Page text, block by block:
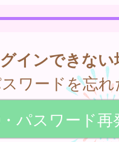
インできない
ワードを忘れ
パスワード再